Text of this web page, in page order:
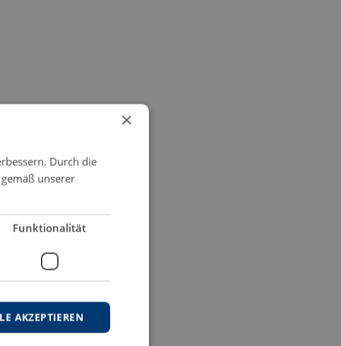
×
Durch die
unserer
Funktionalität
AKZEPTIEREN